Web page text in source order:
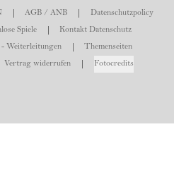
AGB / ANB
Datenschutzpolicy
Spiele
Kontakt Datenschutz
- Weiterleitungen
Themenseiten
Vertrag widerrufen Fotocredits